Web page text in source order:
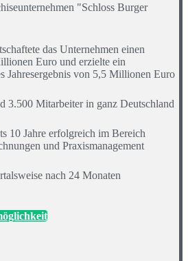
"Schloss Burger
das Unternehmen einen
Euro und erzielte ein
Jahresergebnis von 5,5 Millionen Euro
3.500 Mitarbeiter in ganz Deutschland
10 Jahre erfolgreich im Bereich
und Praxis­management
nach 24 Monaten